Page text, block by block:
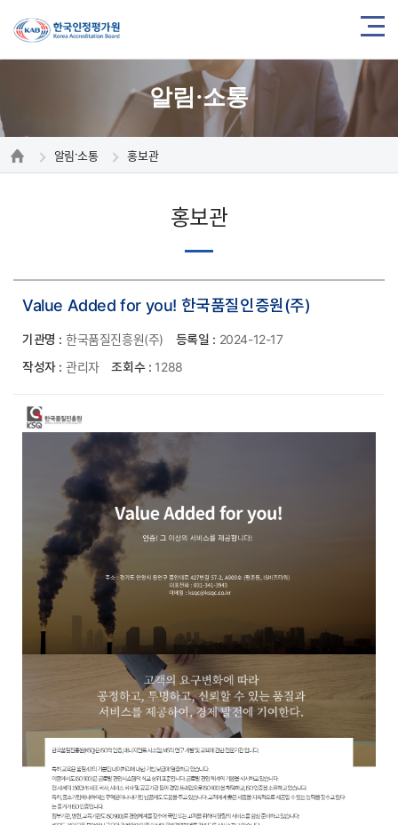
알림·소통
알림·소통 홍보관
홍보관
Value Added for you! 한국품질인증원(주)
기관명 : 한국품질진흥원(주) 등록일 : 2024-12-17
작성자 : 관리자 조회수 : 1288